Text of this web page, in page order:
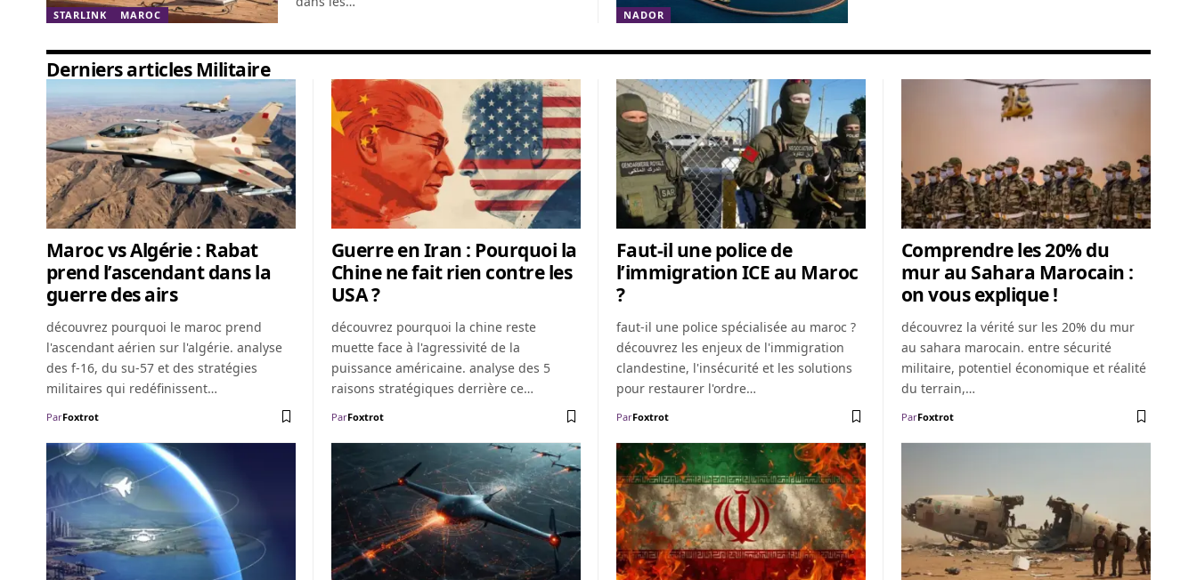
STARLINK MAROC NADOR
Derniers articles Militaire
Maroc vs Algérie : Rabat
prend l’ascendant dans la
guerre des airs
découvrez pourquoi le maroc prend
l'ascendant aérien sur l'algérie. analyse
des f-16, du su-57 et des stratégies
militaires qui redéfinissent…
ParFoxtrot
Guerre en Iran : Pourquoi la
Chine ne fait rien contre les
USA ?
découvrez pourquoi la chine reste
muette face à l'agressivité de la
puissance américaine. analyse des 5
raisons stratégiques derrière ce…
ParFoxtrot
Faut-il une police de
l’immigration ICE au Maroc
?
faut-il une police spécialisée au maroc ?
découvrez les enjeux de l'immigration
clandestine, l'insécurité et les solutions
pour restaurer l'ordre…
ParFoxtrot
Comprendre les 20% du
mur au Sahara Marocain :
on vous explique !
découvrez la vérité sur les 20% du mur
au sahara marocain. entre sécurité
militaire, potentiel économique et réalité
du terrain,…
ParFoxtrot